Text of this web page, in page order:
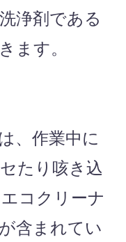
浄剤である
ます。
、作業中に
たり咳き込
コクリーナ
含まれてい